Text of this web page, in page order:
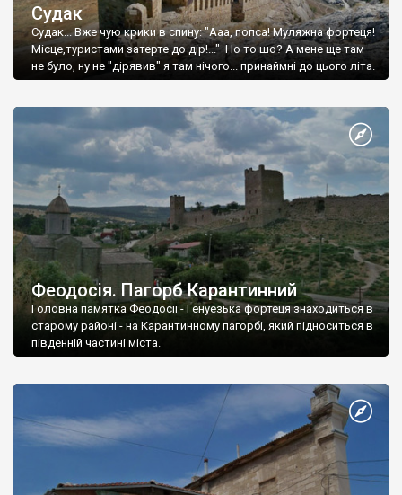
Судак
Судак... Вже чую крики в спину: "Ааа, попса! Муляжна фортеця!
Місце,туристами затерте до дір!..." Но то шо? А мене ще там
не було, ну не "дірявив" я там нічого... принаймні до цього літа.
Феодосія. Пагорб Карантинний
Головна памятка Феодосії - Генуезька фортеця знаходиться в
старому районі - на Карантинному пагорбі, який підноситься в
південній частині міста.